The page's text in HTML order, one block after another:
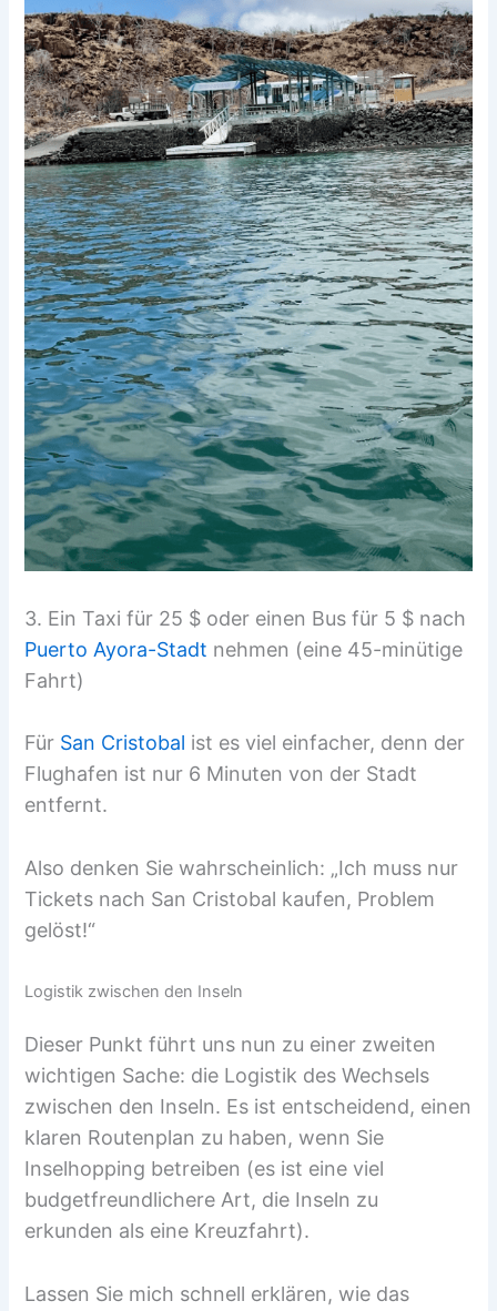
3. Ein Taxi für 25 $ oder einen Bus für 5 $ nach
Puerto Ayora-Stadt nehmen (eine 45-minütige
Fahrt)
Für San Cristobal ist es viel einfacher, denn der
Flughafen ist nur 6 Minuten von der Stadt
entfernt.
Also denken Sie wahrscheinlich: „Ich muss nur
Tickets nach San Cristobal kaufen, Problem
gelöst!“
Logistik zwischen den Inseln
Dieser Punkt führt uns nun zu einer zweiten
wichtigen Sache: die Logistik des Wechsels
zwischen den Inseln. Es ist entscheidend, einen
klaren Routenplan zu haben, wenn Sie
Inselhopping betreiben (es ist eine viel
budgetfreundlichere Art, die Inseln zu
erkunden als eine Kreuzfahrt).
Lassen Sie mich schnell erklären, wie das